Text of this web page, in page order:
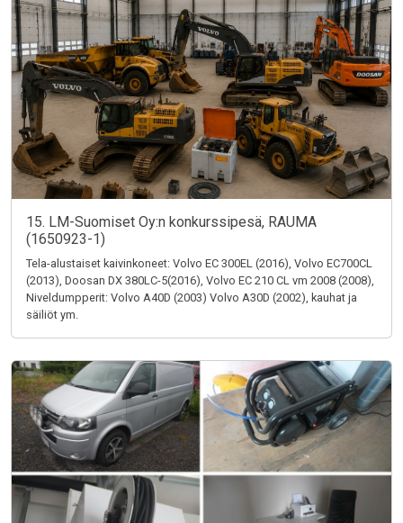
15. LM-Suomiset Oy:n konkurssipesä, RAUMA
(1650923-1)
Tela-alustaiset kaivinkoneet: Volvo EC 300EL (2016), Volvo EC700CL
(2013), Doosan DX 380LC-5(2016), Volvo EC 210 CL vm 2008 (2008),
Niveldumpperit: Volvo A40D (2003) Volvo A30D (2002), kauhat ja
säiliöt ym.